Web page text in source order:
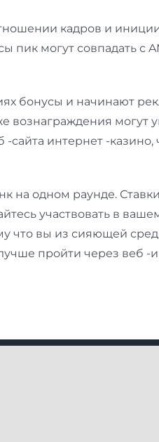
кадров и
пик могут совпадать
бонусы и начинают
могут
интернет -
на одном раунде.
участвовать в
что вы из сияющей
пройти через веб -